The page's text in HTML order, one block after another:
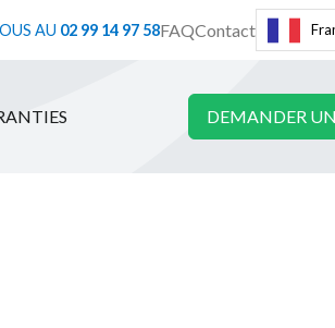
AU 02 99 14 97 58FAQContact
DEMANDER